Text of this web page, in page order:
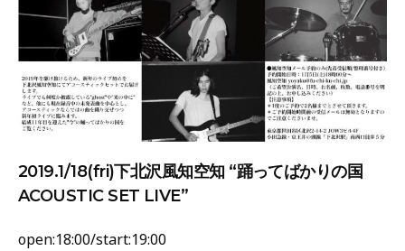
2019.1/18(fri)下北沢風知空知 “踊ってばかりの国
ACOUSTIC SET LIVE”
open:18:00/start:19:00